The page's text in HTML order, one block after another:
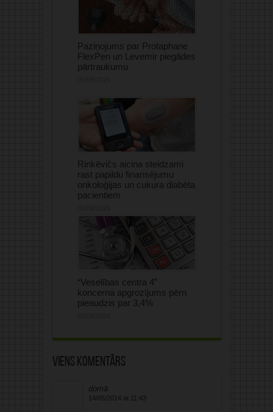
Paziņojums par Protaphane
FlexPen un Levemir piegādes
pārtraukumu
Rinkēvičs aicina steidzami
rast papildu finansējumu
onkoloģijas un cukura diabēta
pacientiem
“Veselības centra 4”
koncerna apgrozījums pērn
pieaudzis par 3,4%
Viens komentārs
domā
14/05/2014 at 11:43